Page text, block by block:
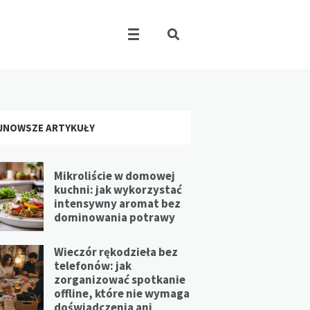
ARTYKUŁY
Mikroliście w domowej
kuchni: jak wykorzystać
intensywny aromat bez
dominowania potrawy
Wieczór rękodzieła bez
telefonów: jak
zorganizować spotkanie
offline, które nie wymaga